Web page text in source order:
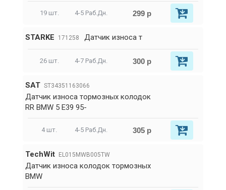
19 шт. 4-5 Раб.Дн. 299 р
STARKE 171258 Датчик износа т
26 шт. 4-7 Раб.Дн. 300 р
SAT ST34351163066
Датчик износа тормозных колодок
RR BMW 5 E39 95-
4 шт. 4-5 Раб.Дн. 305 р
TechWit EL015MWB005TW
Датчик износа колодок тормозных
BMW